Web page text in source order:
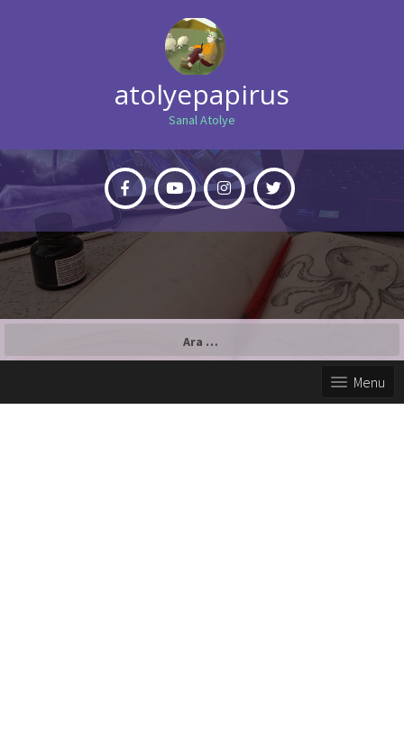
atolyepapirus
Sanal Atolye
Menu